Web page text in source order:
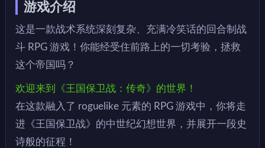
游戏介绍
这是一款战术系统深刻复杂、充满冷笑话的回合制战
斗 RPG 游戏！你能经受住前路上的一切考验，拯救
这个帝国吗？
欢迎来到《王国保卫战：传奇》的世界！
在这款融入了 roguelike 元素的 RPG 游戏中，你将走
进《王国保卫战》的中世纪幻想世界，并展开一段史
诗般的征程！